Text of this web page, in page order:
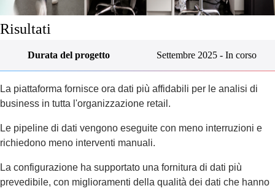
Risultati
Durata del progetto Settembre 2025 - In corso
La piattaforma fornisce ora dati più affidabili per le analisi di
business in tutta l'organizzazione retail.
Le pipeline di dati vengono eseguite con meno interruzioni e
richiedono meno interventi manuali.
La configurazione ha supportato una fornitura di dati più
prevedibile, con miglioramenti della qualità dei dati che hanno